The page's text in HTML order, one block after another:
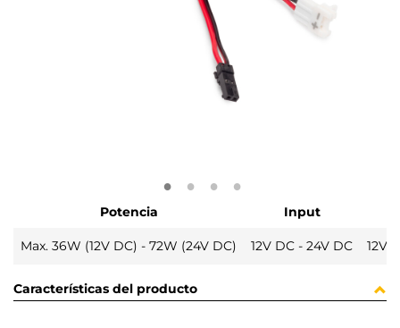
Potencia Input
Max. 36W (12V DC) - 72W (24V DC) 12V DC - 24V DC 12V
Características del producto